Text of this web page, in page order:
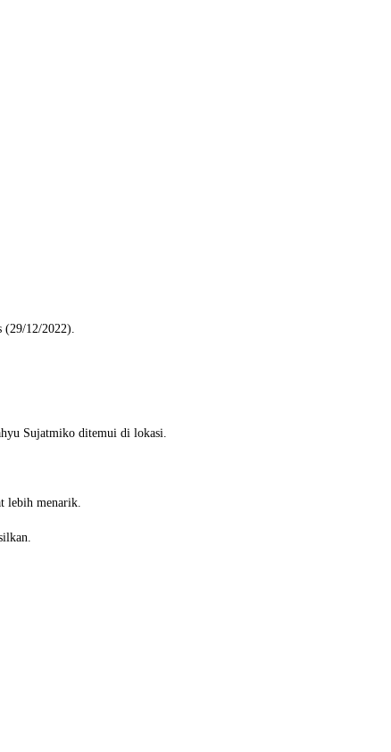
(29/12/2022).
Sujatmiko ditemui di lokasi.
lebih menarik.